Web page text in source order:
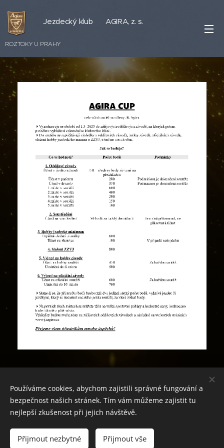
Jezdecký klub AGIRA, z. s.
ROZTOKY U PRAHY
Tel.:+420 792 313 195
E - mail:info@jkagira.cz
Jazyky
Čeština
English
Používáme cookies, abychom zajistili správné fungování a
bezpečnost našich stránek. Tím vám můžeme zajistit tu
nejlepší zkušenost při jejich návštěvě.
Přijmout nezbytné Přijmout vše